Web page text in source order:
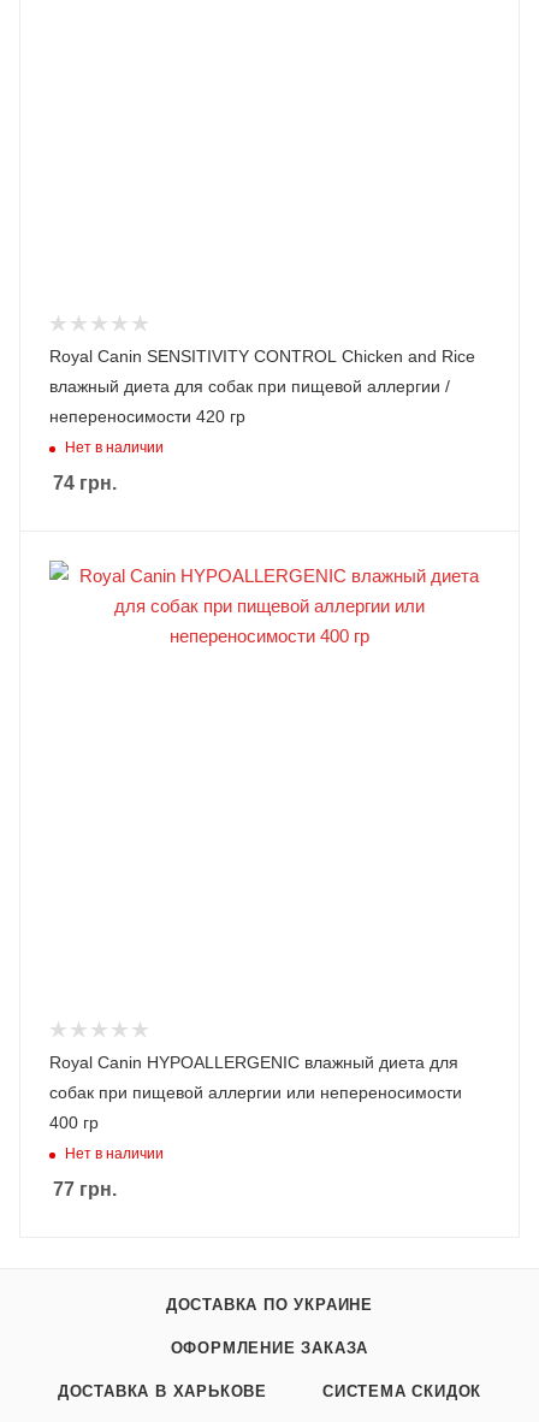
Royal Canin SENSITIVITY CONTROL Chicken and Rice
влажный диета для собак при пищевой аллергии /
непереносимости 420 гр
Нет в наличии
74 грн.
Royal Canin HYPOALLERGENIC влажный диета для
собак при пищевой аллергии или непереносимости
400 гр
Нет в наличии
77 грн.
ДОСТАВКА ПО УКРАИНЕ
ОФОРМЛЕНИЕ ЗАКАЗА
ДОСТАВКА В ХАРЬКОВЕ СИСТЕМА СКИДОК